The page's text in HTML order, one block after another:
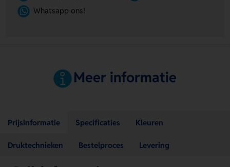
Whatsapp ons!
Meer informatie
Prijsinformatie Specificaties Kleuren
Druktechnieken Bestelproces Levering